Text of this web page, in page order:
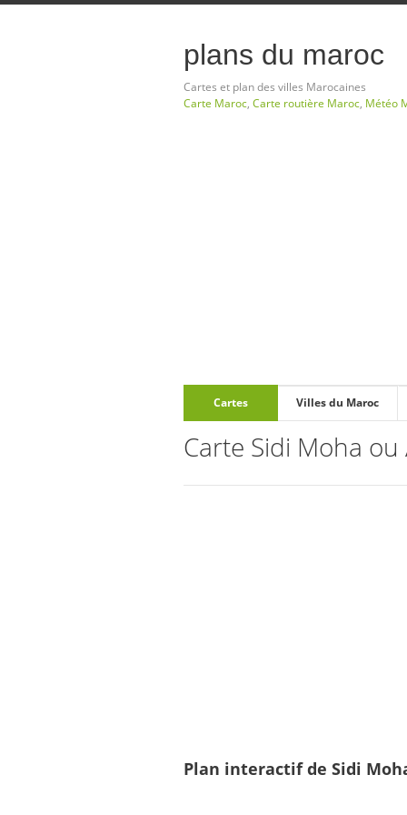
plans du maroc
Cartes et plan des villes Marocaines
Carte Maroc, Carte routière Maroc, Météo
Cartes Villes du Maroc
Carte Sidi Moha ou
Plan interactif de Sidi